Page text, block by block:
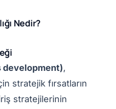
Nedir?
development),
stratejik fırsatların
stratejilerinin